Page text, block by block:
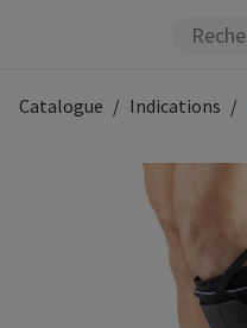
Catalogue Indications